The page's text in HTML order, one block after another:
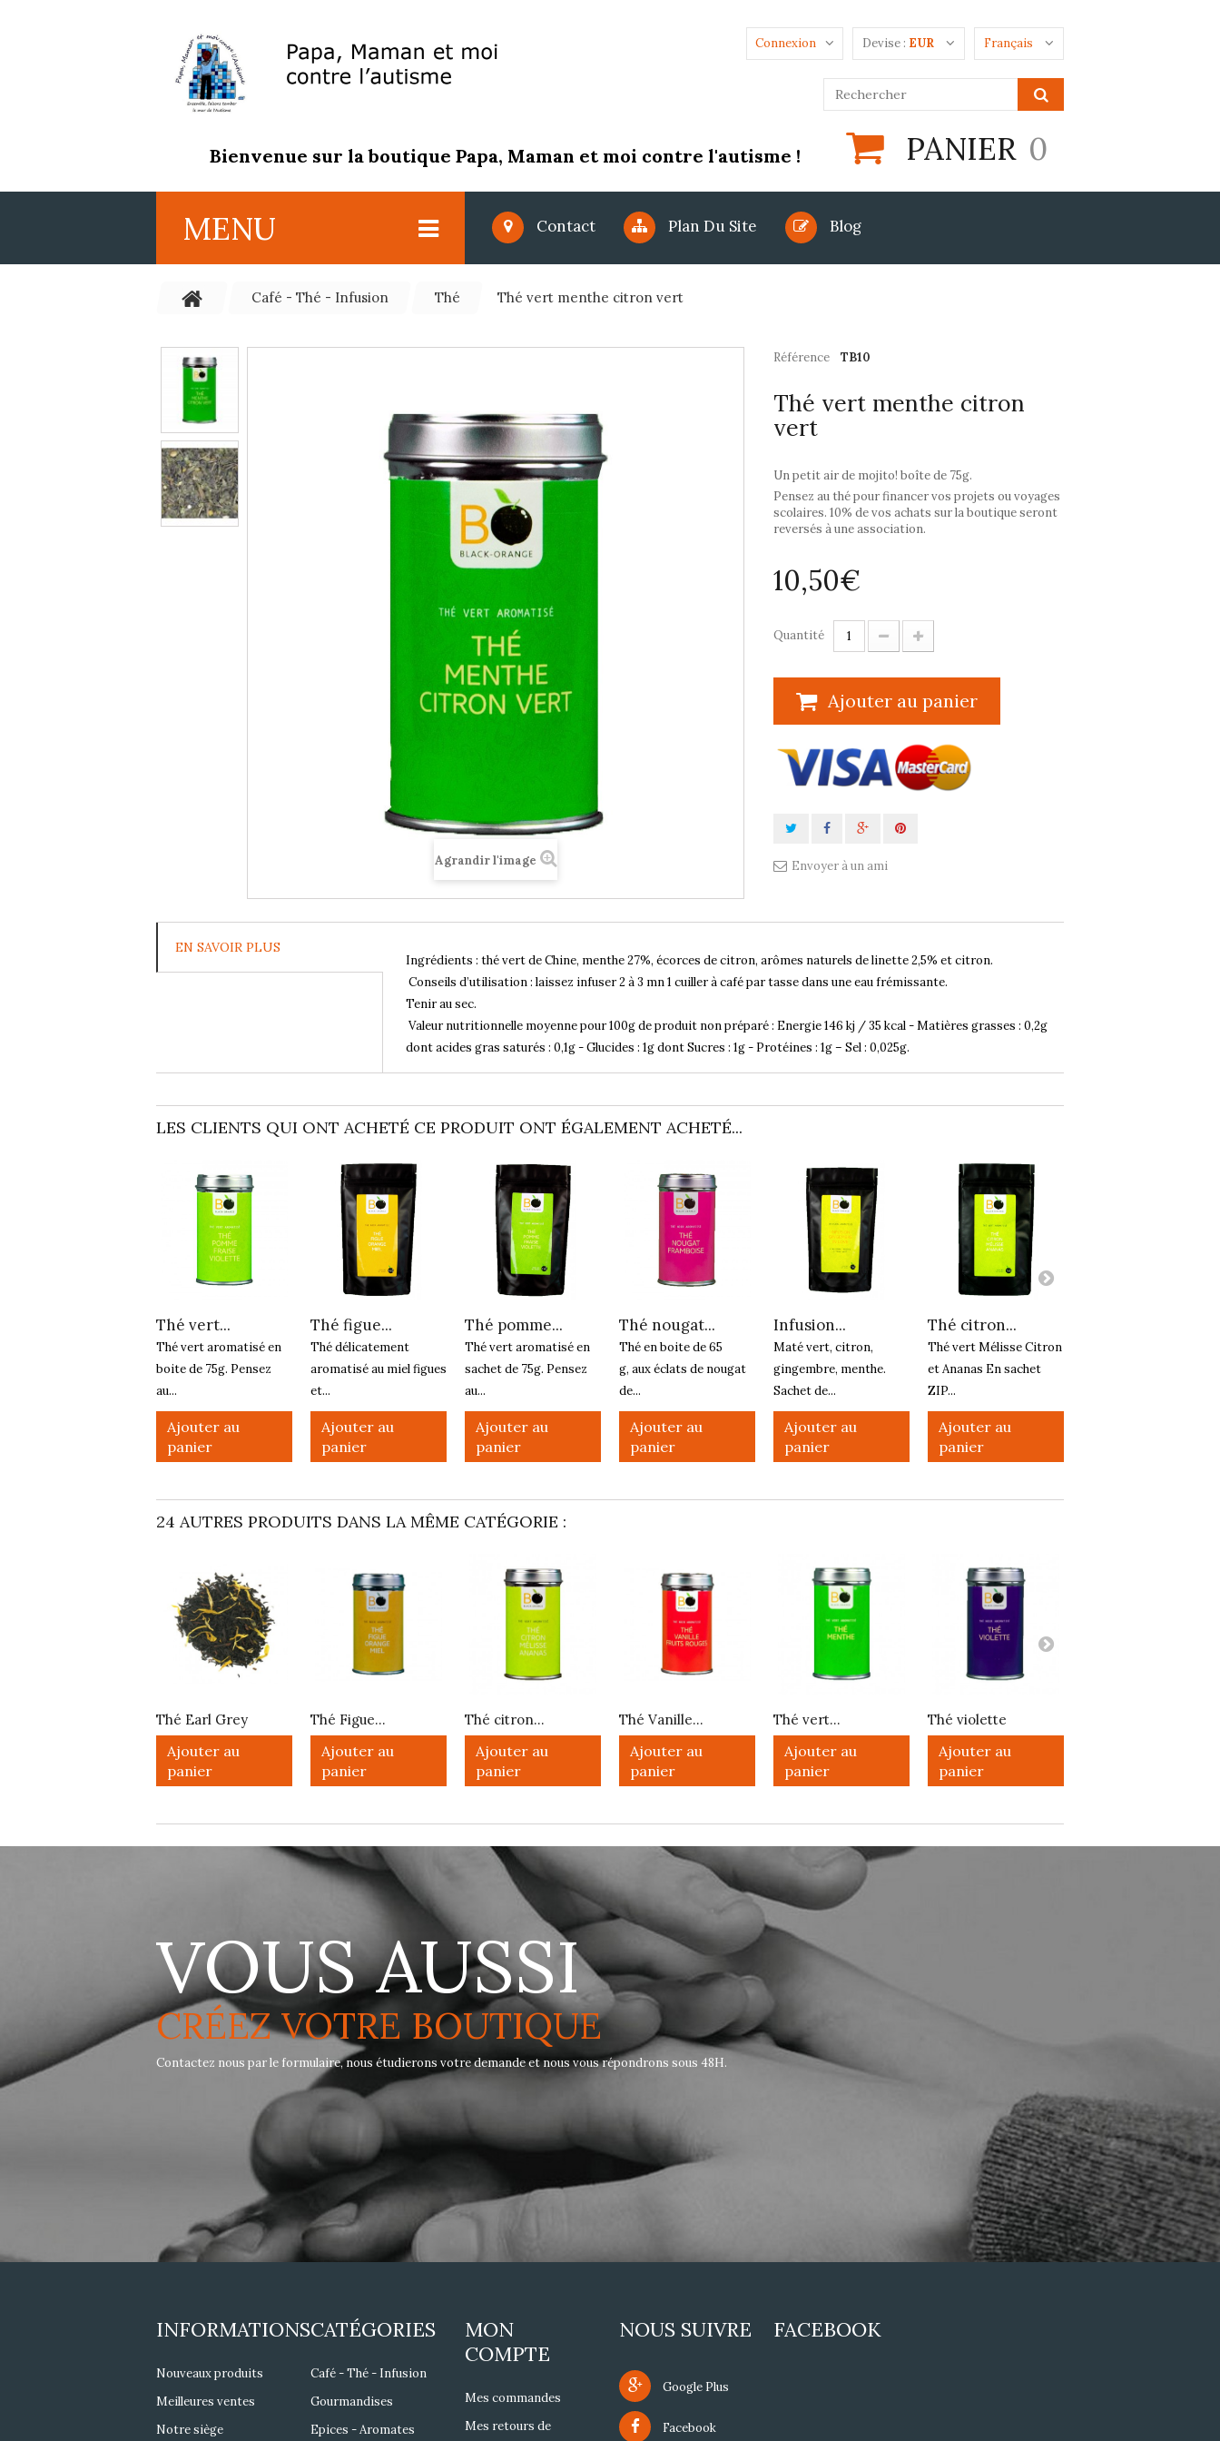
Français
Devise : EUR
Connexion
PANIER 0
Bienvenue sur la boutique Papa, Maman et moi contre l'autisme !
MENU Contact Plan Du Site Blog
Café - Thé - Infusion Thé Thé vert menthe citron vert
Agrandir l'image
Référence TB10
Thé vert menthe citron
vert
Un petit air de mojito! boîte de 75g.
Pensez au thé pour financer vos projets ou voyages
scolaires. 10% de vos achats sur la boutique seront
reversés à une association.
10,50€
Quantité
Ajouter au panier
Envoyer à un ami
EN SAVOIR PLUS
Ingrédients : thé vert de Chine, menthe 27%, écorces de citron, arômes naturels de linette 2,5% et citron.
Conseils d’utilisation : laissez infuser 2 à 3 mn 1 cuiller à café par tasse dans une eau frémissante.
Tenir au sec.
Valeur nutritionnelle moyenne pour 100g de produit non préparé : Energie 146 kj / 35 kcal - Matières grasses : 0,2g
dont acides gras saturés : 0,1g - Glucides : 1g dont Sucres : 1g - Protéines : 1g – Sel : 0,025g.
LES CLIENTS QUI ONT ACHETÉ CE PRODUIT ONT ÉGALEMENT ACHETÉ...
Thé vert...
Thé vert aromatisé en
boite de 75g. Pensez
au...
Ajouter au
panier
Thé figue...
Thé délicatement
aromatisé au miel figues
et...
Ajouter au
panier
Thé pomme...
Thé vert aromatisé en
sachet de 75g. Pensez
au...
Ajouter au
panier
Thé nougat...
Thé en boite de 65
g, aux éclats de nougat
de...
Ajouter au
panier
Infusion...
Maté vert, citron,
gingembre, menthe.
Sachet de...
Ajouter au
panier
Thé citron...
Thé vert Mélisse Citron
et Ananas En sachet
ZIP...
Ajouter au
panier
24 AUTRES PRODUITS DANS LA MÊME CATÉGORIE :
Thé Earl Grey
Ajouter au
panier
Thé Figue...
Ajouter au
panier
Thé citron...
Ajouter au
panier
Thé Vanille...
Ajouter au
panier
Thé vert...
Ajouter au
panier
Thé violette
Ajouter au
panier
VOUS AUSSI
CRÉEZ VOTRE BOUTIQUE
Contactez nous par le formulaire, nous étudierons votre demande et nous vous répondrons sous 48H.
INFORMATIONS
Nouveaux produits
Meilleures ventes
Notre siège
CATÉGORIES
Café - Thé - Infusion
Gourmandises
Epices - Aromates
MON
COMPTE
Mes commandes
Mes retours de
NOUS SUIVRE
Google Plus
Facebook
FACEBOOK